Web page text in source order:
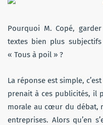
Pourquoi M. Copé,
textes bien plus
« Tous à poil » ?
La réponse est simple,
prenait à ces publicités, il
morale au cœur du débat,
entreprises. Alors qu’en